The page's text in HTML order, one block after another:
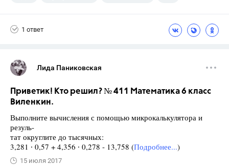
1 ответ
Лида Паниковская
Приветик! Кто решил? № 411 Математика 6 класс
Виленкин.
Выполните вычисления с помощью микрокалькулятора и
резуль-
тат округлите до тысячных:
3,281 ∙ 0,57 + 4,356 ∙ 0,278 - 13,758 (Подробнее...)
15 июля 2017